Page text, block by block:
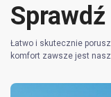
Łatwo i skutecznie
komfort zawsze jest